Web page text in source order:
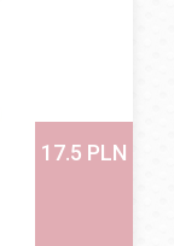
17.5 PLN